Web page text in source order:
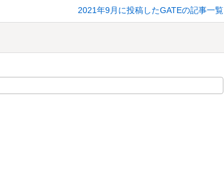
2021年9月に投稿したGATEの記事一覧